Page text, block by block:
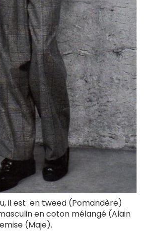
il est en tweed (Pomandère)
en coton mélangé (Alain
(Maje).